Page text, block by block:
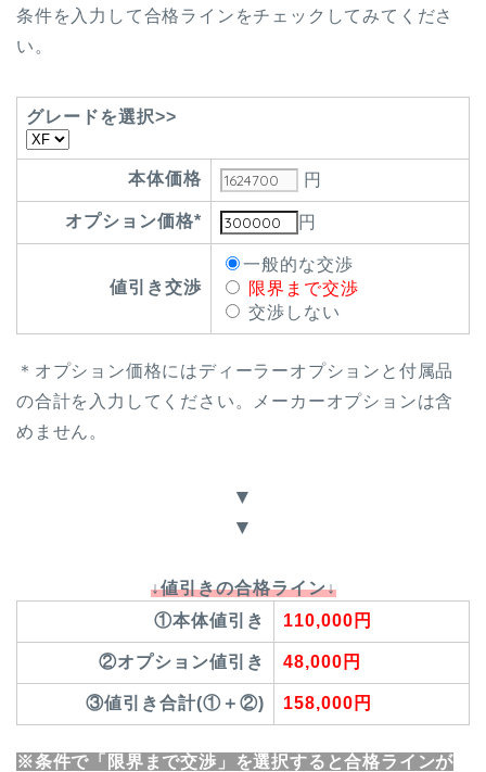
条件を入力して合格ラインをチェックしてみてくださ
い。
グレードを選択>>
本体価格 円
オプション価格* 円
値引き交渉
一般的な交渉
限界まで交渉
交渉しない
＊オプション価格にはディーラーオプションと付属品
の合計を入力してください。メーカーオプションは含
めません。
▼
▼
↓値引きの合格ライン↓
①本体値引き
110,000円
②オプション値引き 48,000円
③値引き合計(①＋②) 158,000円
※条件で「限界まで交渉」を選択すると合格ラインが